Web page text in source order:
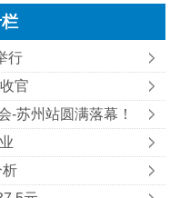
行
官
-苏州站圆满落幕！
析